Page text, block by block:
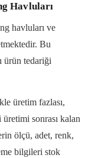
Havluları
havluları ve
Bu
ürün tedariği
üretim fazlası,
sonrası kalan
ölçü, adet, renk,
bilgileri stok